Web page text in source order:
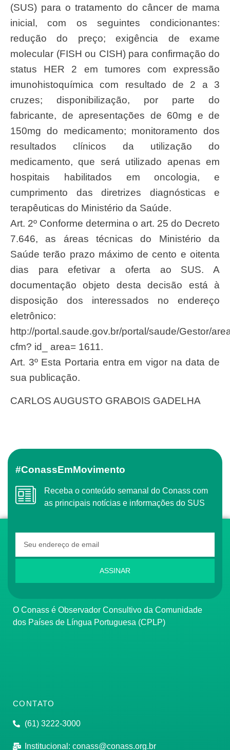
(SUS) para o tratamento do câncer de mama
inicial, com os seguintes condicionantes:
redução do preço; exigência de exame
molecular (FISH ou CISH) para confirmação do
status HER 2 em tumores com expressão
imunohistoquímica com resultado de 2 a 3
cruzes; disponibilização, por parte do
fabricante, de apresentações de 60mg e de
150mg do medicamento; monitoramento dos
resultados clínicos da utilização do
medicamento, que será utilizado apenas em
hospitais habilitados em oncologia, e
cumprimento das diretrizes diagnósticas e
terapêuticas do Ministério da Saúde.
Art. 2º Conforme determina o art. 25 do Decreto
7.646, as áreas técnicas do Ministério da
Saúde terão prazo máximo de cento e oitenta
dias para efetivar a oferta ao SUS. A
documentação objeto desta decisão está à
disposição dos interessados no endereço
eletrônico:
http://portal.saude.gov.br/portal/saude/Gestor/
cfm? id_ area= 1611.
Art. 3º Esta Portaria entra em vigor na data de
sua publicação.
CARLOS AUGUSTO GRABOIS GADELHA
#ConassEmMovimento
Receba o conteúdo semanal do Conass com
as principais notícias e informações do SUS
ASSINAR
O Conass é Observador Consultivo da Comunidade
dos Países de Língua Portuguesa (CPLP)
CONTATO
(61) 3222-3000
Institucional: conass@conass.org.br